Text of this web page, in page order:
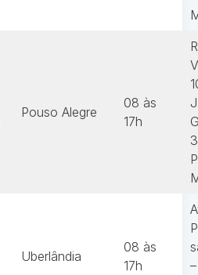
Pouso Alegre
08 às
17h
Uberlândia
08 às
17h